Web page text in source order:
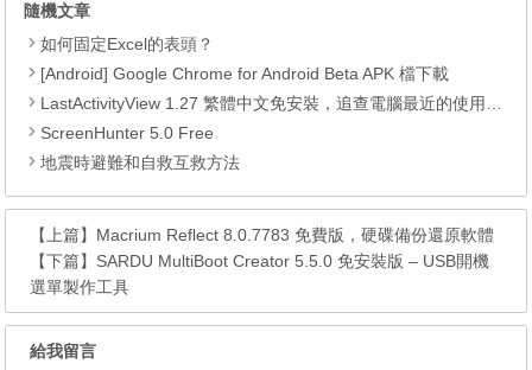
隨機文章
如何固定Excel的表頭？
[Android] Google Chrome for Android Beta APK 檔下載
LastActivityView 1.27 繁體中文免安裝，追查電腦最近的使用操作記錄
ScreenHunter 5.0 Free
地震時避難和自救互救方法
【上篇】 Macrium Reflect 8.0.7783 免費版，硬碟備份還原軟體
【下篇】 SARDU MultiBoot Creator 5.5.0 免安裝版 – USB開機
選單製作工具
給我留言